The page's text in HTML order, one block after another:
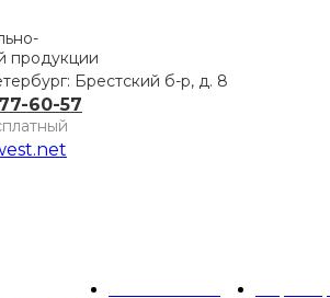
продукции
Брестский б-р, д. 8
60-57